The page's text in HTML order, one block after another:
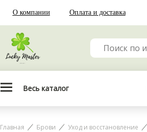
Главная Брови Уход и восстановление
О компании Оплата и доставка
Весь каталог